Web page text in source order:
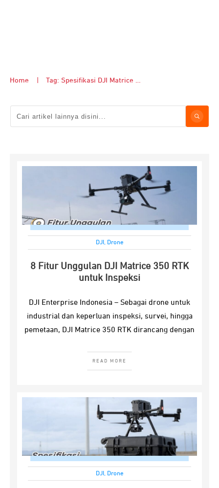
Home Tag: Spesifikasi DJI Matrice 350 RTK
DJI , Drone
8 Fitur Unggulan DJI Matrice 350 RTK
untuk Inspeksi
DJI Enterprise Indonesia – Sebagai drone untuk
industrial dan keperluan inspeksi, survei, hingga
pemetaan, DJI Matrice 350 RTK dirancang dengan
READ MORE
DJI , Drone